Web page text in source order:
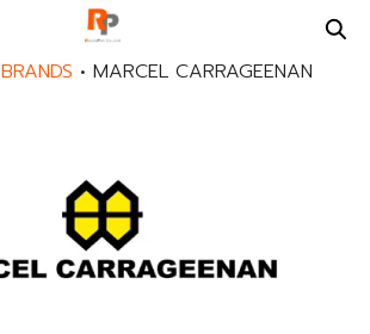
BRANDS • MARCEL CARRAGEENAN